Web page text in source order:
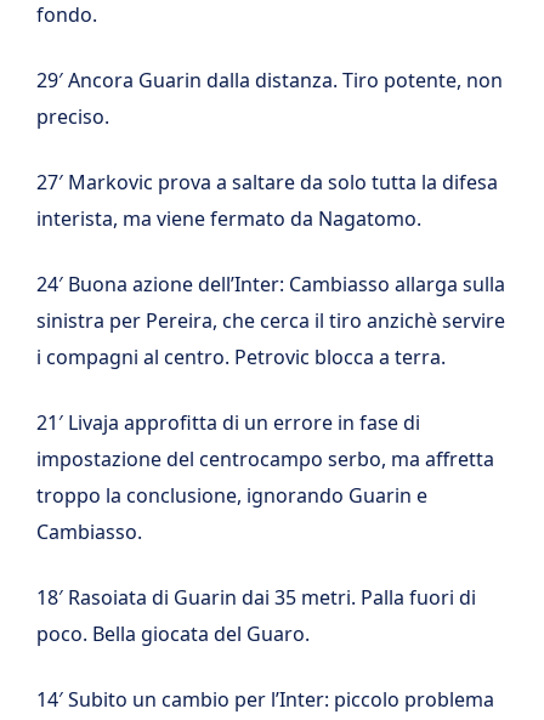
fondo.
29′ Ancora Guarin dalla distanza. Tiro potente, non
preciso.
27′ Markovic prova a saltare da solo tutta la difesa
interista, ma viene fermato da Nagatomo.
24′ Buona azione dell’Inter: Cambiasso allarga sulla
sinistra per Pereira, che cerca il tiro anzichè servire
i compagni al centro. Petrovic blocca a terra.
21′ Livaja approfitta di un errore in fase di
impostazione del centrocampo serbo, ma affretta
troppo la conclusione, ignorando Guarin e
Cambiasso.
18′ Rasoiata di Guarin dai 35 metri. Palla fuori di
poco. Bella giocata del Guaro.
14′ Subito un cambio per l’Inter: piccolo problema